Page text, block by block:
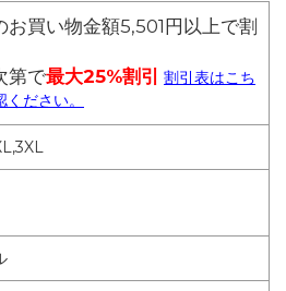
お買い物金額5,501円以上で割
第で最大25%割引
割引表はこち
ださい。